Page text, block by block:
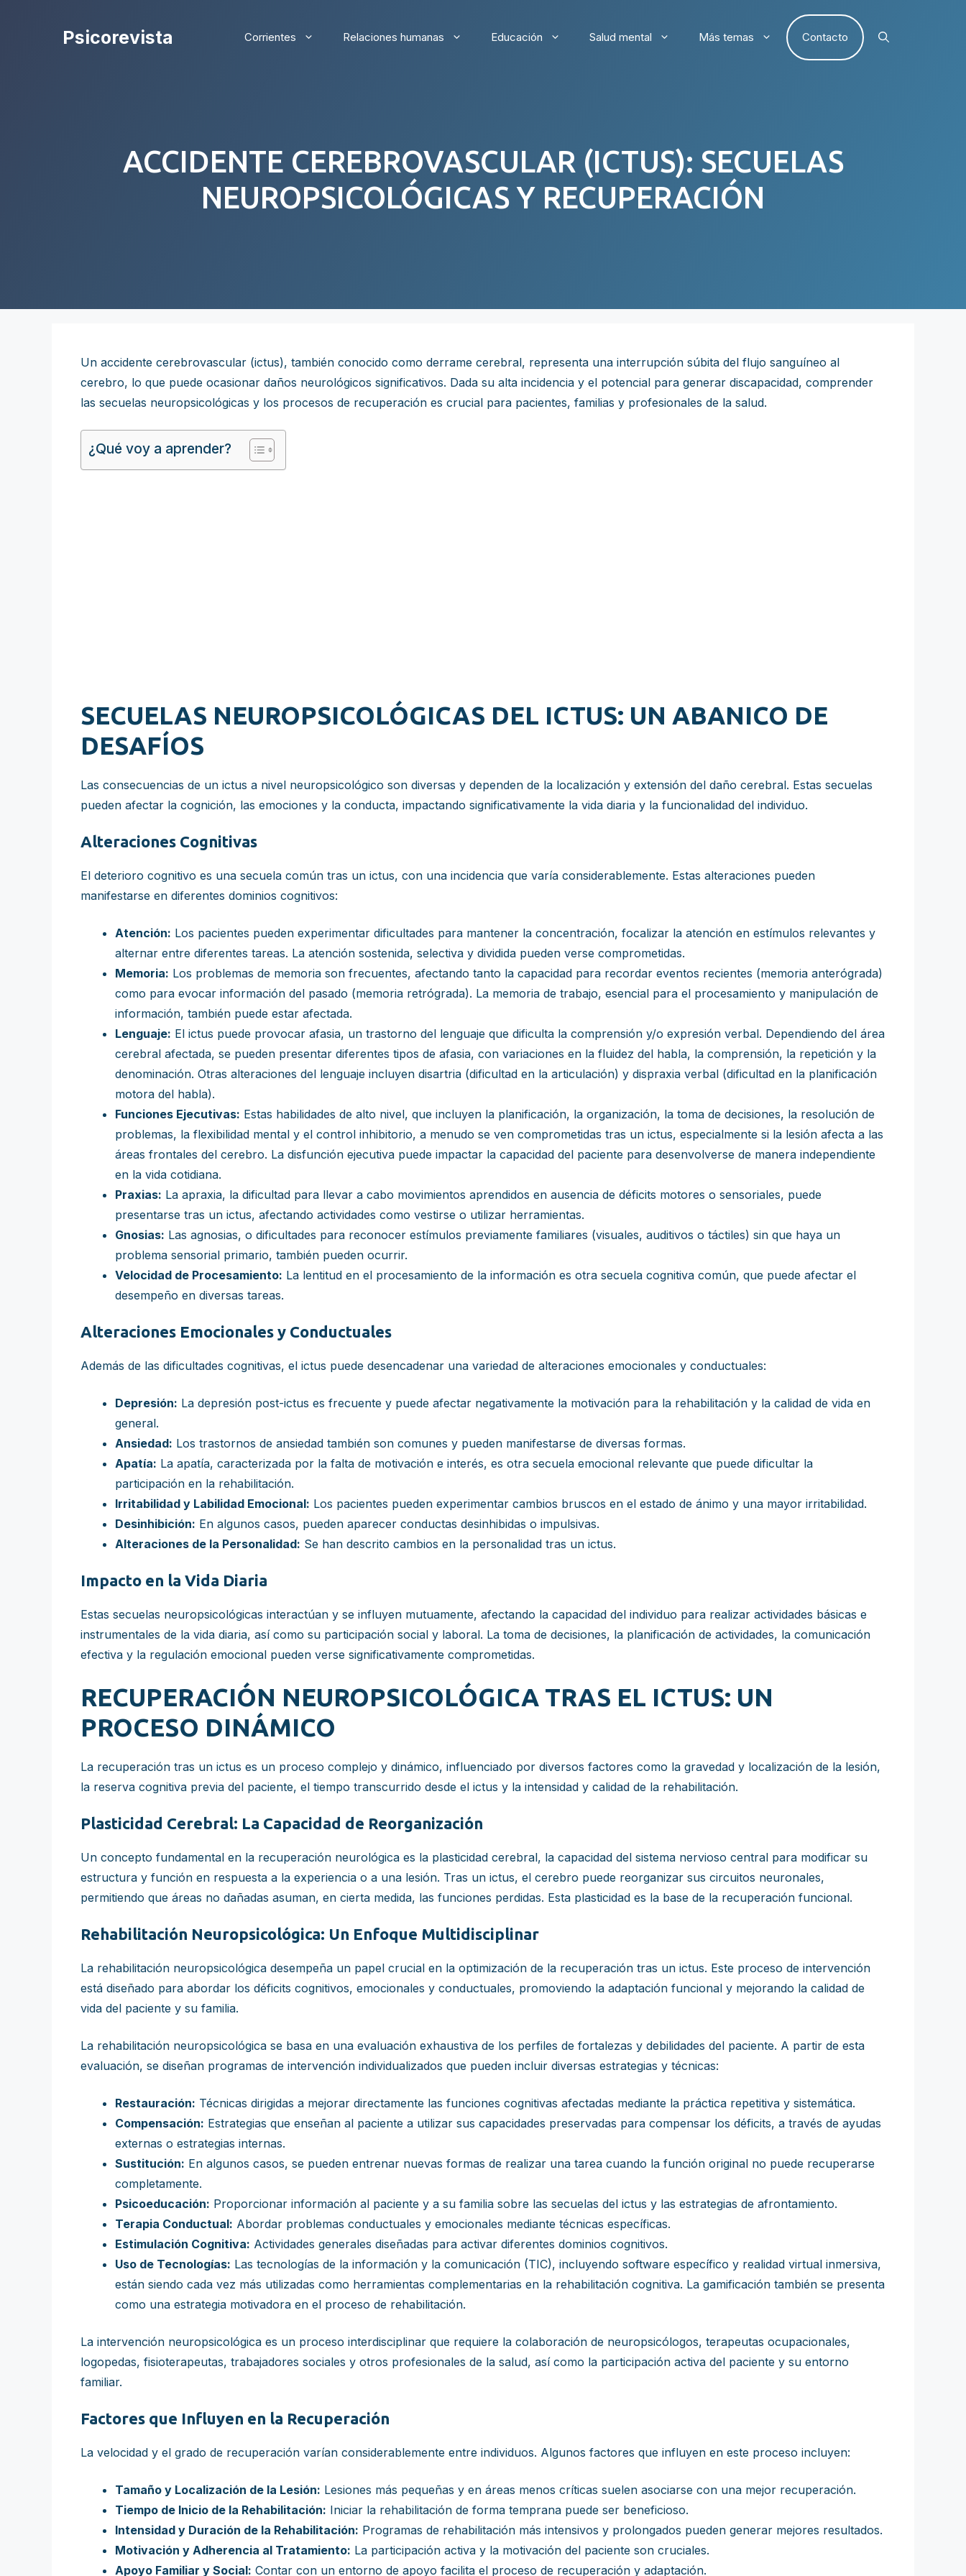
Psicorevista Corrientes Relaciones humanas Educación Salud mental Más temas Contacto
ACCIDENTE CEREBROVASCULAR (ICTUS): SECUELAS
NEUROPSICOLÓGICAS Y RECUPERACIÓN
Un accidente cerebrovascular (ictus), también conocido como derrame cerebral, representa una interrupción súbita del flujo sanguíneo al
cerebro, lo que puede ocasionar daños neurológicos significativos. Dada su alta incidencia y el potencial para generar discapacidad, comprender
las secuelas neuropsicológicas y los procesos de recuperación es crucial para pacientes, familias y profesionales de la salud.
¿Qué voy a aprender?
SECUELAS NEUROPSICOLÓGICAS DEL ICTUS: UN ABANICO DE
DESAFÍOS
Las consecuencias de un ictus a nivel neuropsicológico son diversas y dependen de la localización y extensión del daño cerebral. Estas secuelas
pueden afectar la cognición, las emociones y la conducta, impactando significativamente la vida diaria y la funcionalidad del individuo.
Alteraciones Cognitivas
El deterioro cognitivo es una secuela común tras un ictus, con una incidencia que varía considerablemente. Estas alteraciones pueden
manifestarse en diferentes dominios cognitivos:
Atención: Los pacientes pueden experimentar dificultades para mantener la concentración, focalizar la atención en estímulos relevantes y
alternar entre diferentes tareas. La atención sostenida, selectiva y dividida pueden verse comprometidas.
Memoria: Los problemas de memoria son frecuentes, afectando tanto la capacidad para recordar eventos recientes (memoria anterógrada)
como para evocar información del pasado (memoria retrógrada). La memoria de trabajo, esencial para el procesamiento y manipulación de
información, también puede estar afectada.
Lenguaje: El ictus puede provocar afasia, un trastorno del lenguaje que dificulta la comprensión y/o expresión verbal. Dependiendo del área
cerebral afectada, se pueden presentar diferentes tipos de afasia, con variaciones en la fluidez del habla, la comprensión, la repetición y la
denominación. Otras alteraciones del lenguaje incluyen disartria (dificultad en la articulación) y dispraxia verbal (dificultad en la planificación
motora del habla).
Funciones Ejecutivas: Estas habilidades de alto nivel, que incluyen la planificación, la organización, la toma de decisiones, la resolución de
problemas, la flexibilidad mental y el control inhibitorio, a menudo se ven comprometidas tras un ictus, especialmente si la lesión afecta a las
áreas frontales del cerebro. La disfunción ejecutiva puede impactar la capacidad del paciente para desenvolverse de manera independiente
en la vida cotidiana.
Praxias: La apraxia, la dificultad para llevar a cabo movimientos aprendidos en ausencia de déficits motores o sensoriales, puede
presentarse tras un ictus, afectando actividades como vestirse o utilizar herramientas.
Gnosias: Las agnosias, o dificultades para reconocer estímulos previamente familiares (visuales, auditivos o táctiles) sin que haya un
problema sensorial primario, también pueden ocurrir.
Velocidad de Procesamiento: La lentitud en el procesamiento de la información es otra secuela cognitiva común, que puede afectar el
desempeño en diversas tareas.
Alteraciones Emocionales y Conductuales
Además de las dificultades cognitivas, el ictus puede desencadenar una variedad de alteraciones emocionales y conductuales:
Depresión: La depresión post-ictus es frecuente y puede afectar negativamente la motivación para la rehabilitación y la calidad de vida en
general.
Ansiedad: Los trastornos de ansiedad también son comunes y pueden manifestarse de diversas formas.
Apatía: La apatía, caracterizada por la falta de motivación e interés, es otra secuela emocional relevante que puede dificultar la
participación en la rehabilitación.
Irritabilidad y Labilidad Emocional: Los pacientes pueden experimentar cambios bruscos en el estado de ánimo y una mayor irritabilidad.
Desinhibición: En algunos casos, pueden aparecer conductas desinhibidas o impulsivas.
Alteraciones de la Personalidad: Se han descrito cambios en la personalidad tras un ictus.
Impacto en la Vida Diaria
Estas secuelas neuropsicológicas interactúan y se influyen mutuamente, afectando la capacidad del individuo para realizar actividades básicas e
instrumentales de la vida diaria, así como su participación social y laboral. La toma de decisiones, la planificación de actividades, la comunicación
efectiva y la regulación emocional pueden verse significativamente comprometidas.
RECUPERACIÓN NEUROPSICOLÓGICA TRAS EL ICTUS: UN
PROCESO DINÁMICO
La recuperación tras un ictus es un proceso complejo y dinámico, influenciado por diversos factores como la gravedad y localización de la lesión,
la reserva cognitiva previa del paciente, el tiempo transcurrido desde el ictus y la intensidad y calidad de la rehabilitación.
Plasticidad Cerebral: La Capacidad de Reorganización
Un concepto fundamental en la recuperación neurológica es la plasticidad cerebral, la capacidad del sistema nervioso central para modificar su
estructura y función en respuesta a la experiencia o a una lesión. Tras un ictus, el cerebro puede reorganizar sus circuitos neuronales,
permitiendo que áreas no dañadas asuman, en cierta medida, las funciones perdidas. Esta plasticidad es la base de la recuperación funcional.
Rehabilitación Neuropsicológica: Un Enfoque Multidisciplinar
La rehabilitación neuropsicológica desempeña un papel crucial en la optimización de la recuperación tras un ictus. Este proceso de intervención
está diseñado para abordar los déficits cognitivos, emocionales y conductuales, promoviendo la adaptación funcional y mejorando la calidad de
vida del paciente y su familia.
La rehabilitación neuropsicológica se basa en una evaluación exhaustiva de los perfiles de fortalezas y debilidades del paciente. A partir de esta
evaluación, se diseñan programas de intervención individualizados que pueden incluir diversas estrategias y técnicas:
Restauración: Técnicas dirigidas a mejorar directamente las funciones cognitivas afectadas mediante la práctica repetitiva y sistemática.
Compensación: Estrategias que enseñan al paciente a utilizar sus capacidades preservadas para compensar los déficits, a través de ayudas
externas o estrategias internas.
Sustitución: En algunos casos, se pueden entrenar nuevas formas de realizar una tarea cuando la función original no puede recuperarse
completamente.
Psicoeducación: Proporcionar información al paciente y a su familia sobre las secuelas del ictus y las estrategias de afrontamiento.
Terapia Conductual: Abordar problemas conductuales y emocionales mediante técnicas específicas.
Estimulación Cognitiva: Actividades generales diseñadas para activar diferentes dominios cognitivos.
Uso de Tecnologías: Las tecnologías de la información y la comunicación (TIC), incluyendo software específico y realidad virtual inmersiva,
están siendo cada vez más utilizadas como herramientas complementarias en la rehabilitación cognitiva. La gamificación también se presenta
como una estrategia motivadora en el proceso de rehabilitación.
La intervención neuropsicológica es un proceso interdisciplinar que requiere la colaboración de neuropsicólogos, terapeutas ocupacionales,
logopedas, fisioterapeutas, trabajadores sociales y otros profesionales de la salud, así como la participación activa del paciente y su entorno
familiar.
Factores que Influyen en la Recuperación
La velocidad y el grado de recuperación varían considerablemente entre individuos. Algunos factores que influyen en este proceso incluyen:
Tamaño y Localización de la Lesión: Lesiones más pequeñas y en áreas menos críticas suelen asociarse con una mejor recuperación.
Tiempo de Inicio de la Rehabilitación: Iniciar la rehabilitación de forma temprana puede ser beneficioso.
Intensidad y Duración de la Rehabilitación: Programas de rehabilitación más intensivos y prolongados pueden generar mejores resultados.
Motivación y Adherencia al Tratamiento: La participación activa y la motivación del paciente son cruciales.
Apoyo Familiar y Social: Contar con un entorno de apoyo facilita el proceso de recuperación y adaptación.